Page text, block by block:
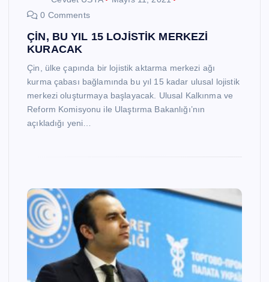
0 Comments
ÇİN, BU YIL 15 LOJİSTİK MERKEZİ
KURACAK
Çin, ülke çapında bir lojistik aktarma merkezi ağı
kurma çabası bağlamında bu yıl 15 kadar ulusal lojistik
merkezi oluşturmaya başlayacak. Ulusal Kalkınma ve
Reform Komisyonu ile Ulaştırma Bakanlığı’nın
açıkladığı yeni…